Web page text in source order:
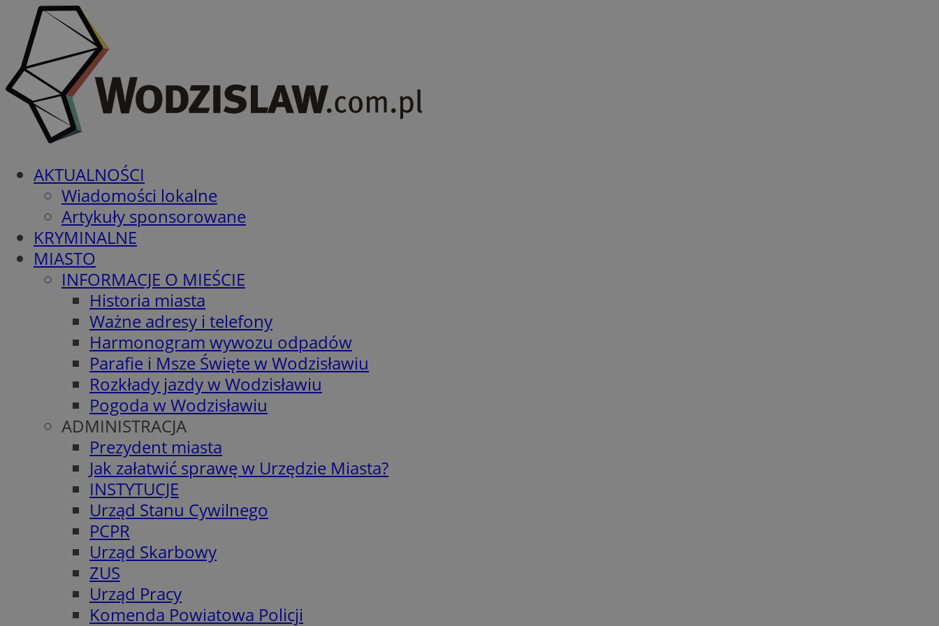
AKTUALNOŚCI
Wiadomości lokalne
Artykuły sponsorowane
KRYMINALNE
MIASTO
INFORMACJE O MIEŚCIE
Historia miasta
Ważne adresy i telefony
Harmonogram wywozu odpadów
Parafie i Msze Święte w Wodzisławiu
Rozkłady jazdy w Wodzisławiu
Pogoda w Wodzisławiu
ADMINISTRACJA
Prezydent miasta
Jak załatwić sprawę w Urzędzie Miasta?
INSTYTUCJE
Urząd Stanu Cywilnego
PCPR
Urząd Skarbowy
ZUS
Urząd Pracy
Komenda Powiatowa Policji